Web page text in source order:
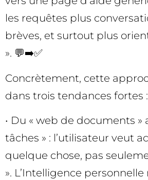
les requêtes plus
brèves, et surtout plus
». 💬➡️✅
Concrètement, cette
dans trois tendances fortes :
• Du « web de documents »
tâches » : l’utilisateur veut
quelque chose, pas
». L’Intelligence